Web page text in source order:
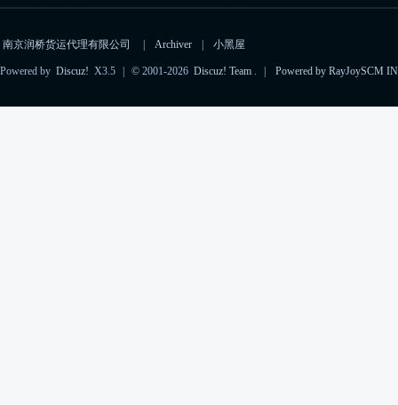
电子邮箱 importcs@rayjoyscm.com（进口）、exportcs@rayjoyscm.com（出口）
南京润桥货运代理有限公司 Archiver 小黑屋
Powered by Discuz! X3.5 © 2001-2026 Discuz! Team . Powered by RayJoySCM